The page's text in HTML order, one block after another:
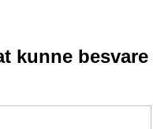
kunne besvare